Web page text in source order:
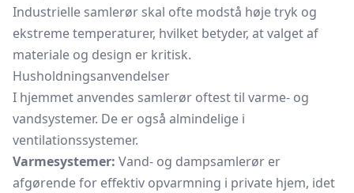
Industrielle samlerør skal ofte modstå høje tryk og
ekstreme temperaturer, hvilket betyder, at valget af
materiale og design er kritisk.
Husholdningsanvendelser
I hjemmet anvendes samlerør oftest til varme- og
vandsystemer. De er også almindelige i
ventilationssystemer.
Varmesystemer: Vand- og dampsamlerør er
afgørende for effektiv opvarmning i private hjem, idet